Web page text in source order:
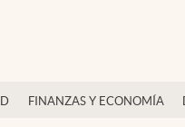
FINANZAS Y ECONOMÍA